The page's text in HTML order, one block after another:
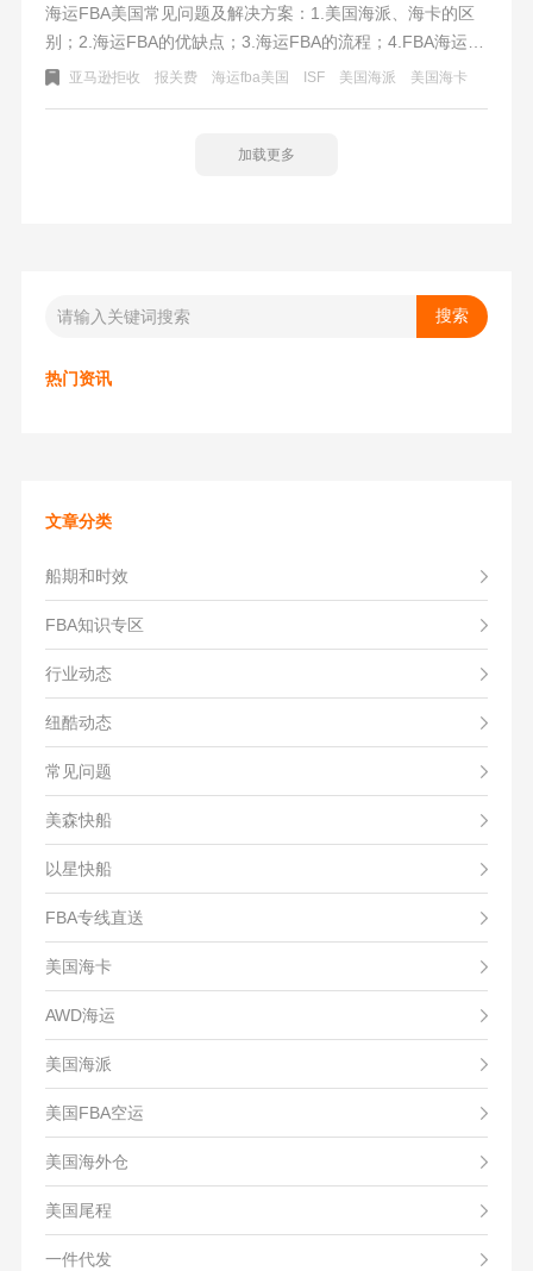
海运FBA美国常见问题及解决方案：1.美国海派、海卡的区
别；2.海运FBA的优缺点；3.海运FBA的流程；4.FBA海运收
费包括港口杂费、海运费、报关费等；5.解决FBA标签问题
法。选择质量好的包装材料，遵守亚马逊要求，可降低运输
亚马逊拒收 报关费 海运fba美国 ISF 美国海派 美国海卡
加载更多
热门资讯
文章分类
船期和时效
FBA知识专区
行业动态
纽酷动态
常见问题
美森快船
以星快船
FBA专线直送
美国海卡
AWD海运
美国海派
美国FBA空运
美国海外仓
美国尾程
一件代发